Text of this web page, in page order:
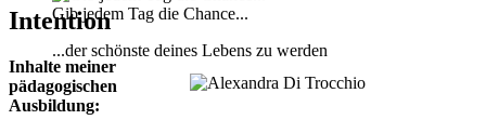
Gib jedem Tag die Chance...
...der schönste deines Lebens zu werden
Intention
Inhalte meiner
pädagogischen
Ausbildung: